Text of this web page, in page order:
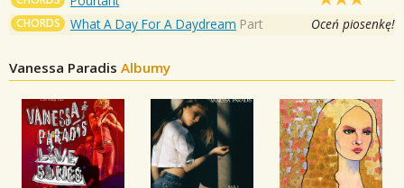
CHORDS What A Day For A Daydream Part Oceń piosenkę!
Vanessa Paradis Albumy